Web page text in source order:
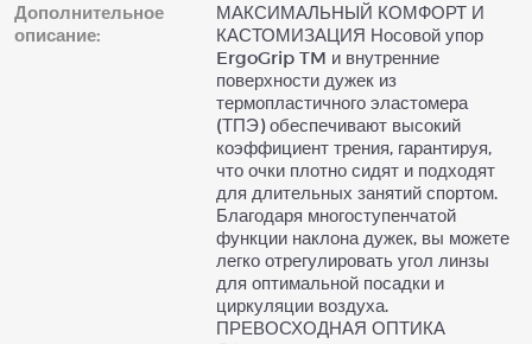
Дополнительное
описание:
МАКСИМАЛЬНЫЙ КОМФОРТ И
КАСТОМИЗАЦИЯ Носовой упор
ErgoGrip TM и внутренние
поверхности дужек из
термопластичного эластомера
(ТПЭ) обеспечивают высокий
коэффициент трения, гарантируя,
что очки плотно сидят и подходят
для длительных занятий спортом.
Благодаря многоступенчатой
функции наклона дужек, вы можете
легко отрегулировать угол линзы
для оптимальной посадки и
циркуляции воздуха.
ПРЕВОСХОДНАЯ ОПТИКА